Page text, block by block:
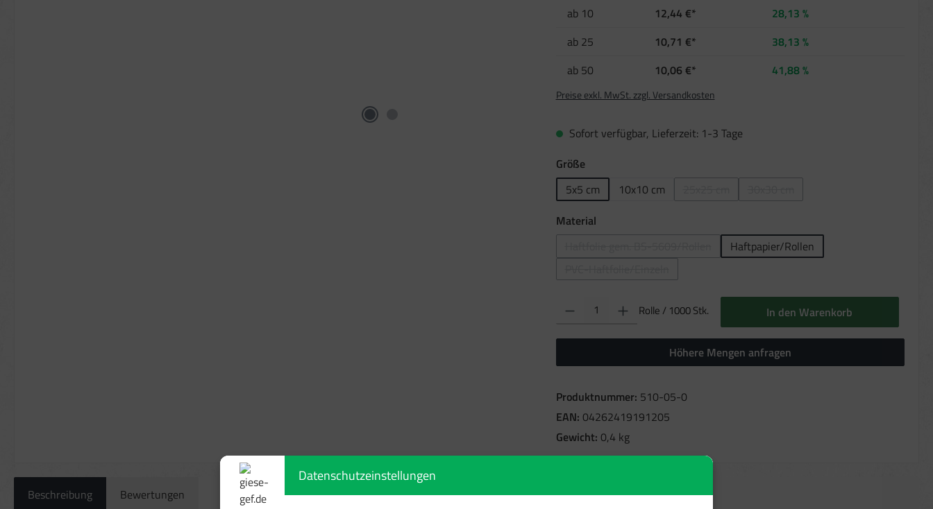
ab 10 12,44 €*
28,13 %
ab 25 10,71 €*
38,13 %
ab 50 10,06 €* 41,88 %
Preise exkl. MwSt. zzgl. Versandkosten
Sofort verfügbar, Lieferzeit: 1-3 Tage
Größeauswählen
5x5 cm
10x10 cm
Materialauswählen
(Diese Option ist zurzeit nicht verfügbar.)
Haftpapier/Rollen
(Diese Option ist zurzeit nicht verfügbar.)
Produkt Anzahl: Gib den gewünschten Wert ein oder benutze die Schaltflächen um die Anzahl zu erhöhen
Rolle / 1000 Stk. In den Warenkorb
Höhere Mengen anfragen
Produktnummer: 510-05-0
EAN: 04262419191205
Gewicht: 0,4 kg
Beschreibung Bewertungen
Datenschutzeinstellungen